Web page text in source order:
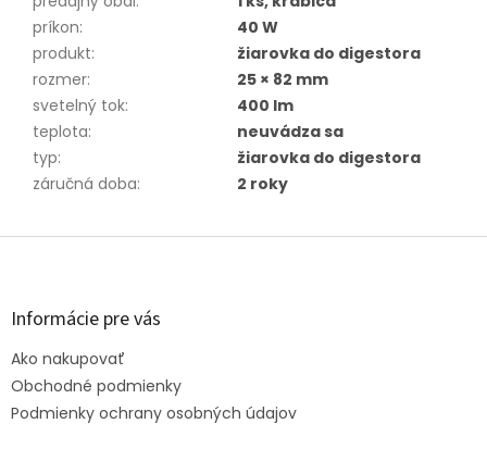
príkon:
40 W
produkt:
žiarovka do digestora
rozmer:
25 × 82 mm
svetelný tok:
400 lm
teplota:
neuvádza sa
typ:
žiarovka do digestora
záručná doba: 2 roky
Z
Informácie pre vás
Ako nakupovať
Obchodné podmienky
Podmienky ochrany osobných údajov